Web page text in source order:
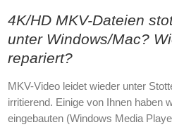
4K/HD MKV-Dateien
unter Windows/Mac?
repariert?
MKV-Video leidet wieder unter
irritierend. Einige von Ihnen haben
eingebauten (Windows Media